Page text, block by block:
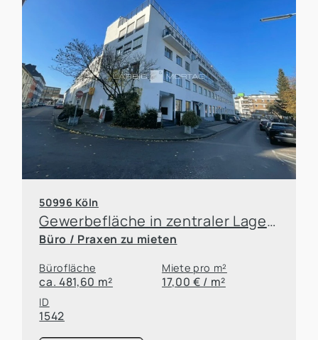
50996 Köln
Gewerbefläche in zentraler Lage von Rodenkirchen
Büro / Praxen zu mieten
Bürofläche
ca. 481,60 m²
Miete pro m²
17,00 € / m²
ID
1542